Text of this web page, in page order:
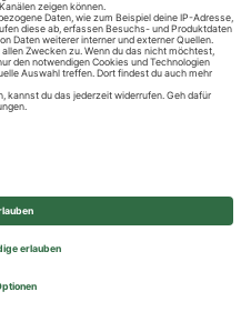
- All rights reserved